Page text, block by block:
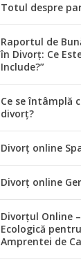
Totul despre
Raportul de
în Divorț: Ce
Include?”
Ce se întâmplă
divorț?
Divorț online
Divorț online
Divorțul Online
Ecologică
Amprentei de